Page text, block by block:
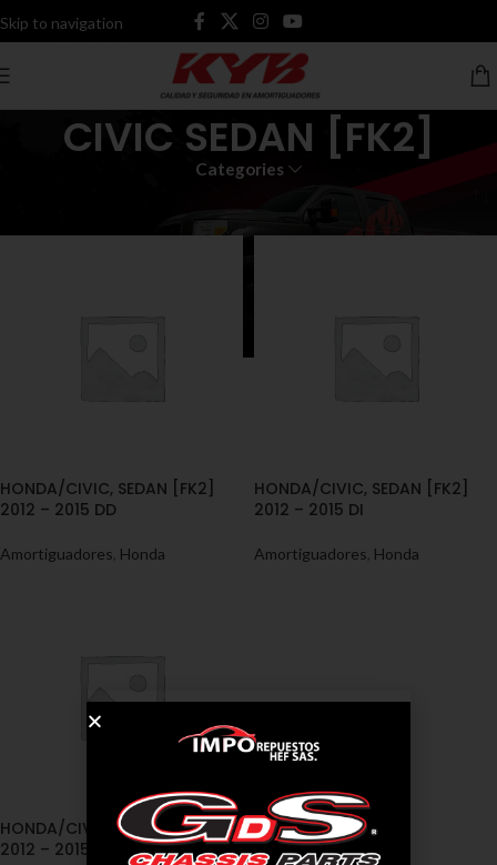
Skip to navigation
Skip to main content
CIVIC SEDAN [FK2]
Categories
HONDA/CIVIC, SEDAN [FK2]
2012 – 2015 DD
Amortiguadores Honda
HONDA/CIVIC, SEDAN [FK2]
2012 – 2015 DI
Amortiguadores Honda
HONDA/CIVIC, SEDAN [FK2]
2012 – 2015 T